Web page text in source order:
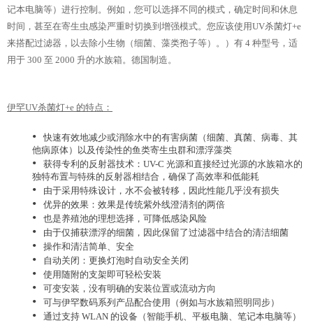
记本电脑等）进行控制。例如，您可以选择不同的模式，确定时间和休息
时间，甚至在寄生虫感染严重时切换到增强模式。您应该使用UV杀菌灯+e
来搭配过滤器，以去除小生物（细菌、藻类孢子等）。）有 4 种型号，适
用于 300 至 2000 升的水族箱。德国制造。
伊罕UV杀菌灯+e 的特点：
•快速有效地减少或消除水中的有害病菌（细菌、真菌、病毒、其
他病原体）以及传染性的鱼类寄生虫群和漂浮藻类
•
获得专利的反射器技术：UV-C 光源和直接经过光源的水族箱水的
独特布置与特殊的反射器相结合，确保了高效率和低能耗
• 由于采用特殊设计，水不会被转移，因此性能几乎没有损失
• 优异的效果：效果是传统紫外线澄清剂的两倍
• 也是养殖池的理想选择，可降低感染风险
• 由于仅捕获漂浮的细菌，因此保留了过滤器中结合的清洁细菌
• 操作和清洁简单、安全
• 自动关闭：更换灯泡时自动安全关闭
• 使用随附的支架即可轻松安装
• 可变安装，没有明确的安装位置或流动方向
• 可与伊罕数码系列产品配合使用（例如与水族箱照明同步）
•
通过支持 WLAN 的设备（智能手机、平板电脑、笔记本电脑等）